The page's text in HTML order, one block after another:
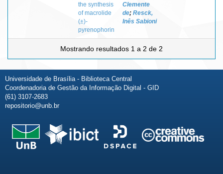
the synthesis
of macrolide
(±)-
pyrenophorin
Clemente
de; Resck,
Inês Sabioni
Mostrando resultados 1 a 2 de 2
Universidade de Brasília - Biblioteca Central
Coordenadoria de Gestão da Informação Digital - GID
(61) 3107-2683
repositorio@unb.br